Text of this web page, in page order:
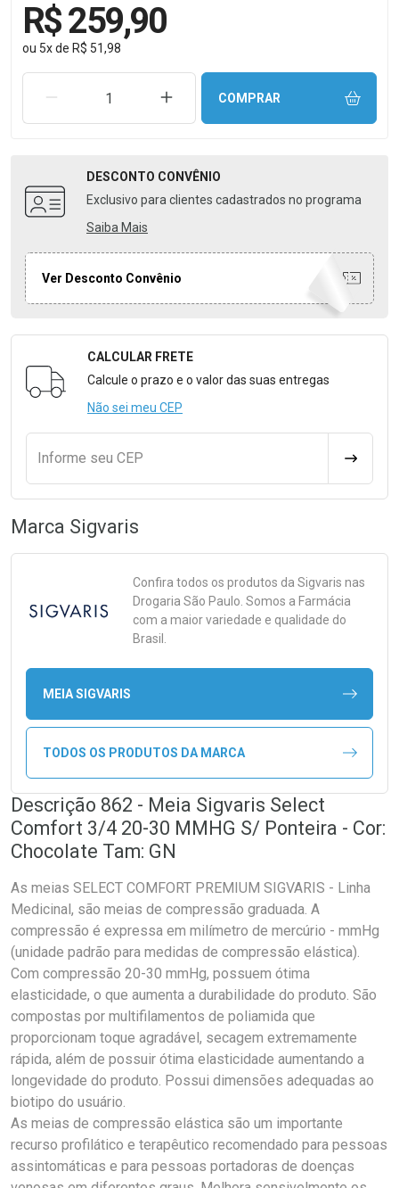
R$ 259,90
ou 5xde R$ 51,98
REMOVER UMA UNIDADEAUMENTAR UMA UNIDADE
COMPRAR
DESCONTO CONVÊNIO
Exclusivo para clientes cadastrados no programa
Saiba Mais
Ver Desconto Convênio
Formulário para Calcular o Frete
CALCULAR FRETE
Calcule o prazo e o valor das suas entregas
Não sei meu CEP
Informe seu CEP
Marca Sigvaris
Confira todos os produtos da Sigvaris nas
Drogaria São Paulo. Somos a Farmácia
com a maior variedade e qualidade do
Brasil.
MEIA SIGVARIS
TODOS OS PRODUTOS DA MARCA
Descrição 862 - Meia Sigvaris Select
Comfort 3/4 20-30 MMHG S/ Ponteira - Cor:
Chocolate Tam: GN
As meias SELECT COMFORT PREMIUM SIGVARIS - Linha
Medicinal, são meias de compressão graduada. A
compressão é expressa em milímetro de mercúrio - mmHg
(unidade padrão para medidas de compressão elástica).
Com compressão 20-30 mmHg, possuem ótima
elasticidade, o que aumenta a durabilidade do produto. São
compostas por multifilamentos de poliamida que
proporcionam toque agradável, secagem extremamente
rápida, além de possuir ótima elasticidade aumentando a
longevidade do produto. Possui dimensões adequadas ao
biotipo do usuário.
As meias de compressão elástica são um importante
recurso profilático e terapêutico recomendado para pessoas
assintomáticas e para pessoas portadoras de doenças